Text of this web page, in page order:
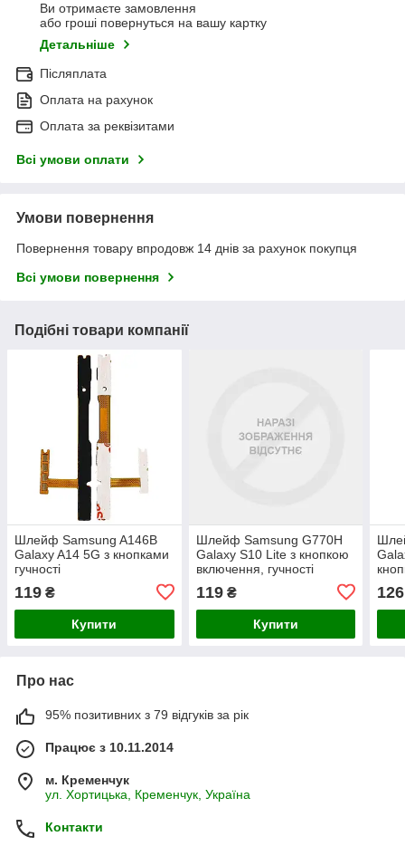
Ви отримаєте замовлення
або гроші повернуться на вашу картку
Детальніше
Післяплата
Оплата на рахунок
Оплата за реквізитами
Всі умови оплати
Умови повернення
Повернення товару впродовж 14 днів за рахунок покупця
Всі умови повернення
Подібні товари компанії
Шлейф Samsung A146B
Galaxy A14 5G з кнопками
гучності
119 ₴
Купити
Шлейф Samsung G770H
Galaxy S10 Lite з кнопкою
включення, гучності
119₴
Купити
126
Про нас
95% позитивних з 79 відгуків за рік
Працює з 10.11.2014
м. Кременчук
ул. Хортицька, Кременчук, Україна
Контакти